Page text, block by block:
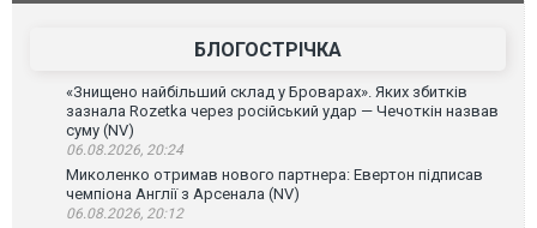
атаку. ВІДЕО
БЛОГОСТРІЧКА
«Знищено найбільший склад у Броварах». Яких збитків
зазнала Rozetka через російський удар — Чечоткін назвав
суму (NV)
06.08.2026, 20:24
Миколенко отримав нового партнера: Евертон підписав
чемпіона Англії з Арсенала (NV)
06.08.2026, 20:12